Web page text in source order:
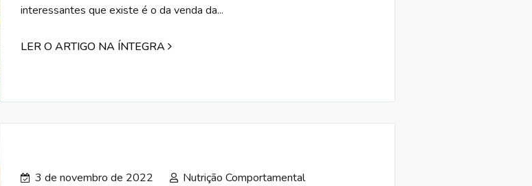
interessantes que existe é o da venda da...
LER O ARTIGO NA ÍNTEGRA
3 de novembro de 2022 Nutrição Comportamental